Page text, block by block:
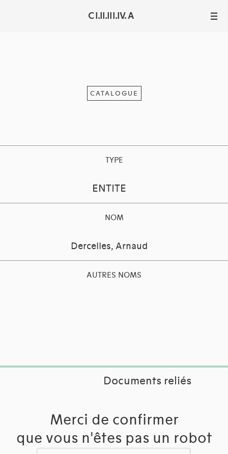
C I.II.III.IV. A III
CATALOGUE
TYPE
ENTITE
NOM
Dercelles, Arnaud
AUTRES NOMS
Documents reliés
Merci de confirmer
que vous n'êtes pas un robot